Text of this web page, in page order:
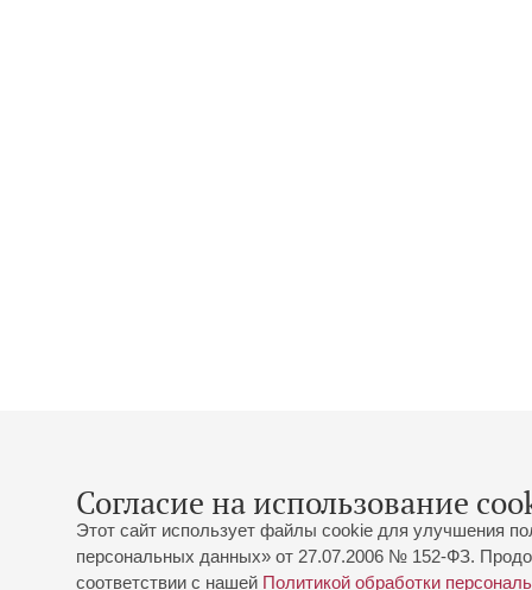
Согласие на использование
Этот сайт использует файлы cookie для улучшения
персональных данных» от 27.07.2006 № 152-ФЗ.
соответствии с нашей Политикой обработки